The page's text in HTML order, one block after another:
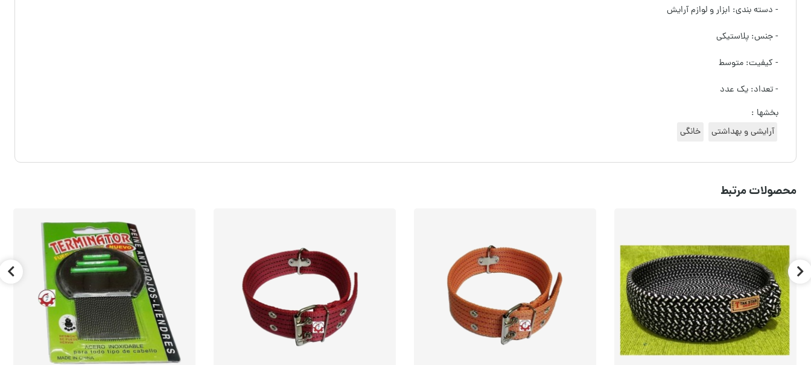
- دسته بندی: ابزار و لوازم آرایش
- جنس: پلاستیکی
- کیفیت: متوسط
- تعداد: یک عدد
بخشها :
آرایشی و بهداشتی
خانگی
محصولات مرتبط